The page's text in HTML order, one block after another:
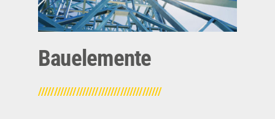
Bauelemente
///////////////////////////////////////